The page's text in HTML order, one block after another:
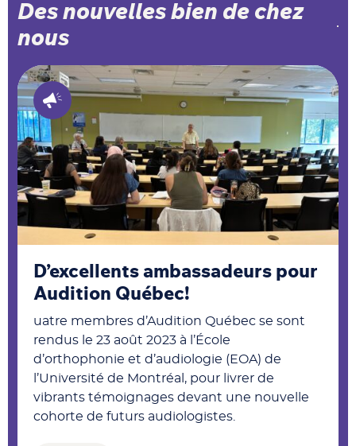
Des nouvelles bien de chez
nous
D’excellents ambassadeurs pour
Audition Québec!
uatre membres d’Audition Québec se sont
rendus le 23 août 2023 à l’École
d’orthophonie et d’audiologie (EOA) de
l’Université de Montréal, pour livrer de
vibrants témoignages devant une nouvelle
cohorte de futurs audiologistes.